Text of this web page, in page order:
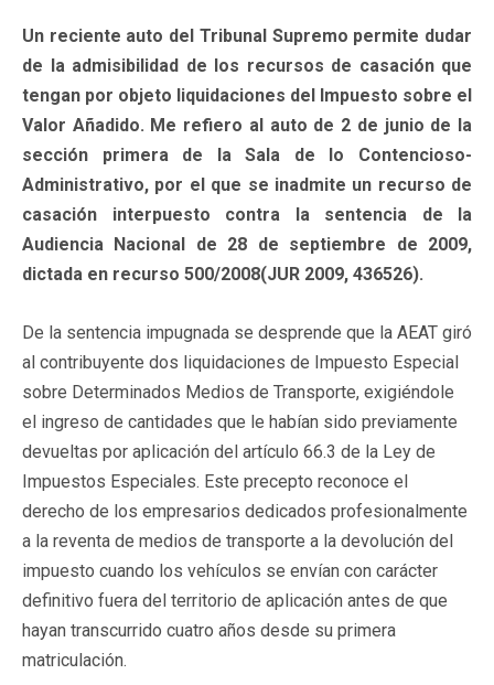
Un reciente auto del Tribunal Supremo permite dudar
de la admisibilidad de los recursos de casación que
tengan por objeto liquidaciones del Impuesto sobre el
Valor Añadido. Me refiero al auto de 2 de junio de la
sección primera de la Sala de lo Contencioso-
Administrativo, por el que se inadmite un recurso de
casación interpuesto contra la sentencia de la
Audiencia Nacional de 28 de septiembre de 2009,
dictada en recurso 500/2008(JUR 2009, 436526).
De la sentencia impugnada se desprende que la AEAT giró
al contribuyente dos liquidaciones de Impuesto Especial
sobre Determinados Medios de Transporte, exigiéndole
el ingreso de cantidades que le habían sido previamente
devueltas por aplicación del artículo 66.3 de la Ley de
Impuestos Especiales. Este precepto reconoce el
derecho de los empresarios dedicados profesionalmente
a la reventa de medios de transporte a la devolución del
impuesto cuando los vehículos se envían con carácter
definitivo fuera del territorio de aplicación antes de que
hayan transcurrido cuatro años desde su primera
matriculación.